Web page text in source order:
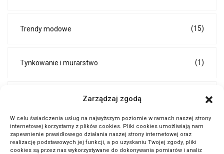
Zarządzaj zgodą
W celu świadczenia usług na najwyższym poziomie w ramach naszej strony
internetowej korzystamy z plików cookies. Pliki cookies umożliwiają nam
zapewnienie prawidłowego działania naszej strony internetowej oraz
realizację podstawowych jej funkcji, a po uzyskaniu Twojej zgody, pliki
cookies są przez nas wykorzystywane do dokonywania pomiarów i analiz
Trendy modowe (15)
Tynkowanie i murarstwo (1)
Zabawy i gry edukacyjne (2)